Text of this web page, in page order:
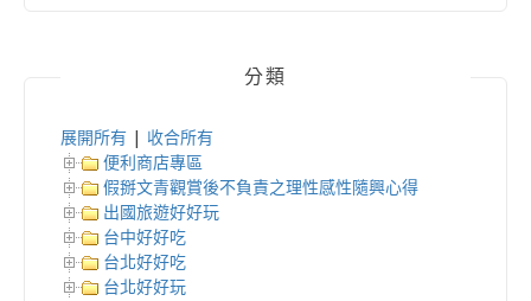
分類
展開所有
收合所有
便利商店專區
假掰文青觀賞後不負責之理性感性隨興心得
出國旅遊好好玩
台中好好吃
台北好好吃
台北好好玩